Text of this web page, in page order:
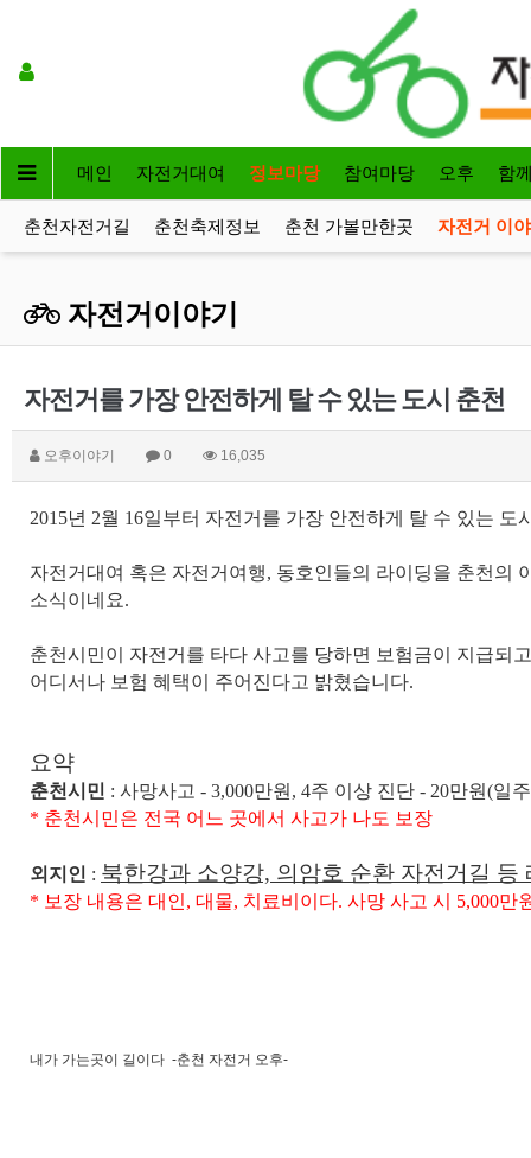
메인 자전거대여 정보마당 참여마당 오후 함
춘천자전거길 춘천축제정보 춘천 가볼만한곳 자전거 이
자전거이야기
자전거를 가장 안전하게 탈 수 있는 도시 춘천
오후이야기 0 16,035
2015년 2월 16일부터 자전거를 가장 안전하게 탈 수 있는
자전거대여 혹은 자전거여행, 동호인들의 라이딩을 춘천의
소식이네요.
춘천시민이 자전거를 타다 사고를 당하면 보험금이 지급되
어디서나 보험 혜택이 주어진다고 밝혔습니다.
요약
춘천시민 : 사망사고 - 3,000만원, 4주 이상 진단 - 20만원(일
* 춘천시민은 전국 어느 곳에서 사고가 나도 보장
외지인 : 북한강과 소양강, 의암호 순환 자전거길
* 보장 내용은 대인, 대물, 치료비이다. 사망 사고 시 5,000만
내가 가는곳이 길이다 -춘천 자전거 오후-